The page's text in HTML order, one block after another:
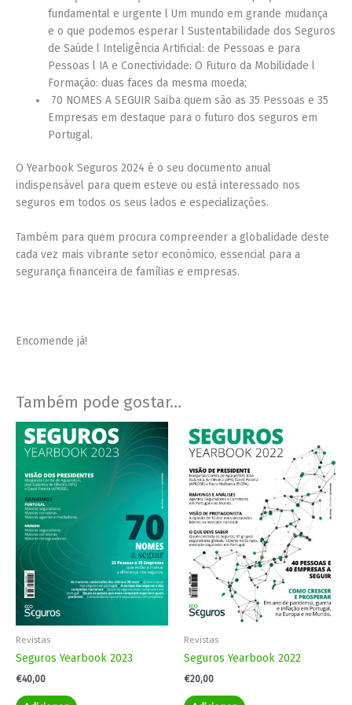
fundamental e urgente l Um mundo em grande mudança
e o que podemos esperar l Sustentabilidade dos Seguros
de Saúde l Inteligência Artificial: de Pessoas e para
Pessoas l IA e Conectividade: O Futuro da Mobilidade l
Formação: duas faces da mesma moeda;
70 NOMES A SEGUIR Saiba quem são as 35 Pessoas e 35
Empresas em destaque para o futuro dos seguros em
Portugal.
O Yearbook Seguros 2024 é o seu documento anual
indispensável para quem esteve ou está interessado nos
seguros em todos os seus lados e especializações.
Também para quem procura compreender a globalidade deste
cada vez mais vibrante setor económico, essencial para a
segurança financeira de famílias e empresas.
Encomende já!
Também pode gostar…
Revistas
Seguros Yearbook 2023
€40,00
Revistas
Seguros Yearbook 2022
€20,00